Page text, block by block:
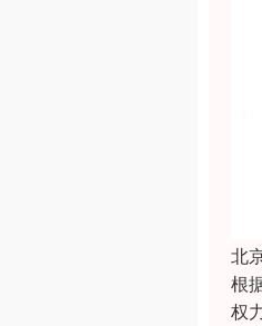
北
根
权